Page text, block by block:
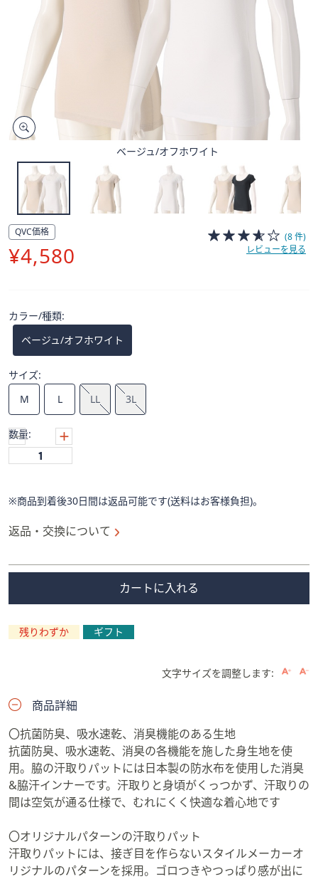
デ
バ
ス
右
に
ス
ワ
し
閲
覧
で
き
す。
ベージュ/オフホワイト
QVC価格
削
¥4,580
(8 件)
レビューを見る
カラー/種類:
ベージュ/オフホワイト
サイズ:
M
L LL 3L
数量:
※商品到着後30日間は返品可能です(送料はお客様負担)。
返品・交換について
カートに入れる
残りわずか ギフト
文字サイズを調整します:
商品詳細
〇抗菌防臭、吸水速乾、消臭機能のある生地
抗菌防臭、吸水速乾、消臭の各機能を施した身生地を使
用。脇の汗取りパットには日本製の防水布を使用した消臭
&脇汗インナーです。汗取りと身頃がくっつかず、汗取りの
間は空気が通る仕様で、むれにくく快適な着心地です
〇オリジナルパターンの汗取りパット
汗取りパットには、接ぎ目を作らないスタイルメーカーオ
リジナルのパターンを採用。ゴロつきやつっぱり感が出に